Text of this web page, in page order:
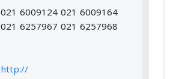
021 6009124 021 6009164
021 6257967 021 6257968
http://